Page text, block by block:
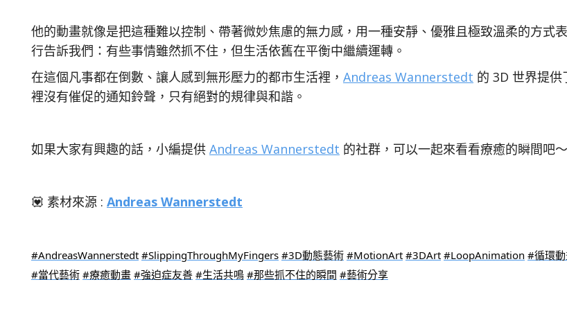
他的動畫就像是把這種難以控制、帶著微妙焦慮的無力感，用一種安靜、優雅且極致溫柔的方式
行告訴我們：有些事情雖然抓不住，但生活依舊在平衡中繼續運轉。
在這個凡事都在倒數、讓人感到無形壓力的都市生活裡， Andreas Wannerstedt 的 3D 世界提
裡沒有催促的通知鈴聲，只有絕對的規律與和諧。
如果大家有興趣的話，小編提供 Andreas Wannerstedt 的社群，可以一起來看看療癒的瞬間吧
💟 素材來源 : Andreas Wannerstedt
#AndreasWannerstedt #SlippingThroughMyFingers #3D動態藝術 #MotionArt #3DArt #LoopAnimation #循環
#當代藝術 #療癒動畫 #強迫症友善 #生活共鳴 #那些抓不住的瞬間 #藝術分享